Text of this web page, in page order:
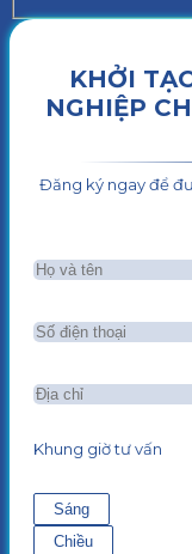
KHỞI
NGHIỆP
Đăng ký ngay để
Khung giờ tư vấn
Sáng
Chiều